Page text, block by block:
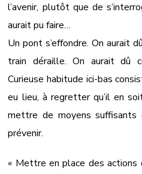
l’avenir, plutôt que de
aurait pu faire…
Un pont s’effondre. On aurait
train déraille. On aurait dû
Curieuse habitude ici-bas
eu lieu, à regretter qu’il en
mettre de moyens
prévenir.
« Mettre en place des actions